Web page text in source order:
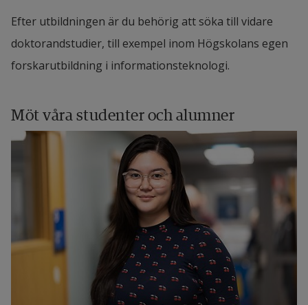
Efter utbildningen är du behörig att söka till vidare
doktorandstudier, till exempel inom Högskolans egen
forskarutbildning i informationsteknologi.
Möt våra studenter och alumner